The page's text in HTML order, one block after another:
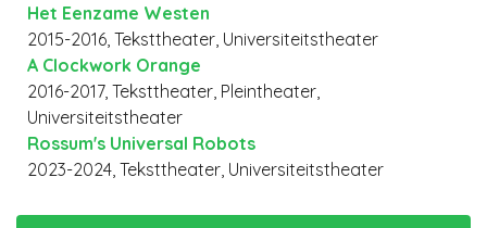
Het Eenzame Westen
2015-2016, Teksttheater, Universiteitstheater
A Clockwork Orange
2016-2017, Teksttheater, Pleintheater,
Universiteitstheater
Rossum's Universal Robots
2023-2024, Teksttheater, Universiteitstheater